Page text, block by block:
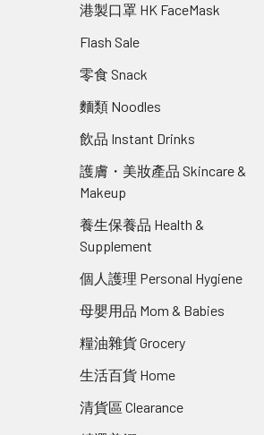
港製口罩 HK FaceMask
Flash Sale
零食 Snack
麵類 Noodles
飲品 Instant Drinks
護膚・美妝產品 Skincare &
Makeup
養生保養品 Health &
Supplement
個人護理 Personal Hygiene
母嬰用品 Mom & Babies
糧油雜貨 Grocery
生活百貨 Home
清貨區 Clearance